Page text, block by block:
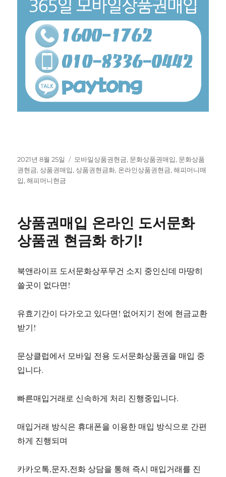
작
성
일
2021년 8월 25일
태
그
모바일상품권현금, 문화상품권매입, 문화상품
권현금,상품권매입,상품권현금화, 온라인상품권현금,해피머니매
입,해피머니현금
상품권매입 온라인 도서문화
상품권 현금화 하기!
북앤라이프 도서문화상푸무건 소지 중인신데 마땅히
쓸곳이 없다면!
유효기간이 다가오고 있다면! 없어지기 전에 현금교환
받기!
문상클럽에서 모바일 전용 도서문화상품권을 매입 중
입니다.
빠른매입거래로 신속하게 처리 진행중입니다.
매입거래 방식은 휴대폰을 이용한 매입 방식으로 간편
하게 진행되며
카카오톡,문자,전화 상담을 통해 즉시 매입거래를 진